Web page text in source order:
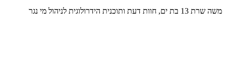
משה שרת 13 בת ים, חוות דעת ותוכנית הידרולוגית לניהול מי נגר